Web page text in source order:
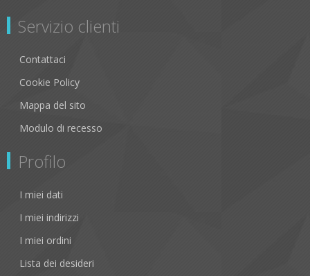
Servizio clienti
Contattaci
Cookie Policy
Mappa del sito
Modulo di recesso
Profilo
I miei dati
I miei indirizzi
I miei ordini
Lista dei desideri